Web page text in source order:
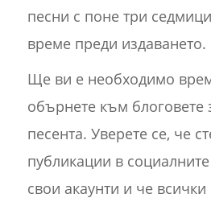
песни с поне три
време преди издаването.
Ще ви е необходимо
обърнете към блоговете
песента. Уверете се, че
публикации в
свои акаунти и че всички